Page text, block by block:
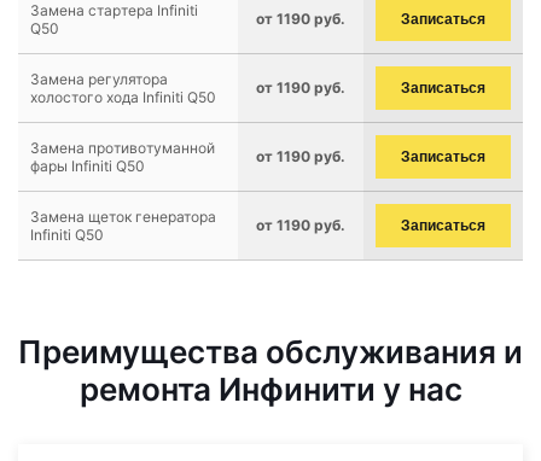
Замена стартера Infiniti
Q50
от 1190 руб. Записаться
Замена регулятора
холостого хода Infiniti Q50
от 1190 руб. Записаться
Замена противотуманной
фары Infiniti Q50
от 1190 руб. Записаться
Замена щеток генератора
Infiniti Q50
от 1190 руб. Записаться
Преимущества обслуживания и
ремонта Инфинити у нас